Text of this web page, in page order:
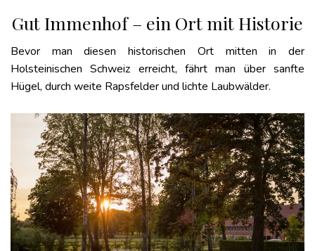
Gut Immenhof – ein Ort mit Historie
Bevor man diesen historischen Ort mitten in der
Holsteinischen Schweiz erreicht, fährt man über sanfte
Hügel, durch weite Rapsfelder und lichte Laubwälder.